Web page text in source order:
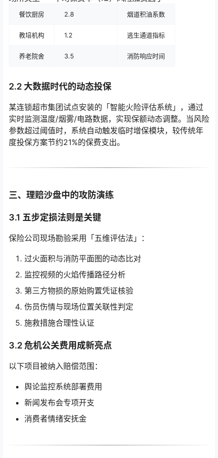
餐饮厨房 2.8 烟道积油系数
教培机构 1.2 逃生通道指标
养老院舍 3.5 消防响应时间
2.2 大数据时代的动态投保
某连锁超市集团试点安装的「智能火险评估系统」，通过
实时监测温度/烟雾/电路数据，实现保额动态调整。当风险
参数超过阈值时，系统自动触发临时增保模块，较传统年
度投保方案节约21%的保费支出。
三、理赔沙盘中的攻防演练
3.1 五步定损法则是关键
保险公司现场勘验采用「五维评估法」：
过火面积与消防平面图的动态比对
监控视频的火焰传播路径分析
第三方物损的原始购置凭证核验
伤员伤情与现场位置关联性判定
施救措施合理性认证
3.2 危机公关费用成新亮点
以下项目被纳入赔偿范围：
舆论监控系统部署费用
新闻发布会专项开支
消费者情绪安抚金